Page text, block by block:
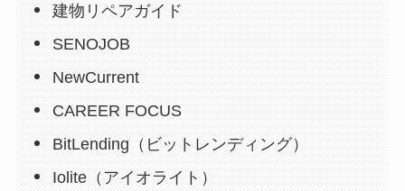
建物リペアガイド
SENOJOB
NewCurrent
CAREER FOCUS
BitLending（ビットレンディング）
Iolite（アイオライト）